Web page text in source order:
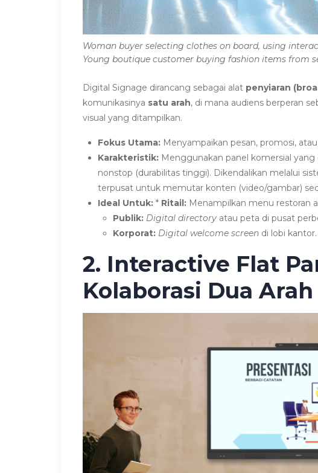
Woman buyer selecting clothes on board, using
Young boutique customer buying fashion items from
Digital Signage dirancang sebagai alat penyiaran
komunikasinya satu arah, di mana audiens berperan
visual yang ditampilkan.
Fokus Utama: Menyampaikan pesan, promosi,
Karakteristik: Menggunakan panel komersial
nonstop (durabilitas tinggi). Dikendalikan melalui
terpusat untuk memutar konten (video/gambar)
Ideal Untuk: * Ritail: Menampilkan menu restoran
Publik: Digital directory atau peta di pusat
Korporat: Digital welcome screen di lobi kantor.
2. Interactive Flat
Kolaborasi Dua Arah